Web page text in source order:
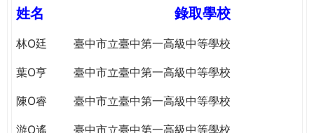
e
e
姓名 錄取學校
林O廷 臺中市立臺中第一高級中等學校
葉O亨 臺中市立臺中第一高級中等學校
陳O睿 臺中市立臺中第一高級中等學校
游O遙 臺中市立臺中第一高級中等學校